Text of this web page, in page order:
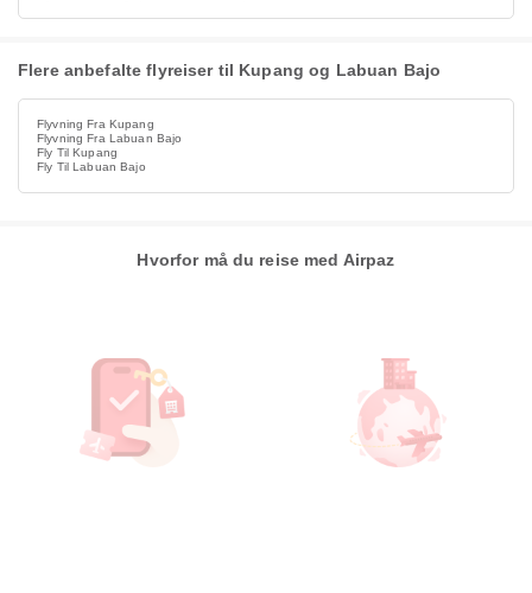
Flere anbefalte flyreiser til Kupang og Labuan Bajo
Flyvning Fra Kupang
Flyvning Fra Labuan Bajo
Fly Til Kupang
Fly Til Labuan Bajo
Hvorfor må du reise med Airpaz